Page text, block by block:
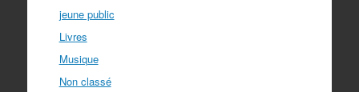
jeune public
Livres
Musique
Non classé